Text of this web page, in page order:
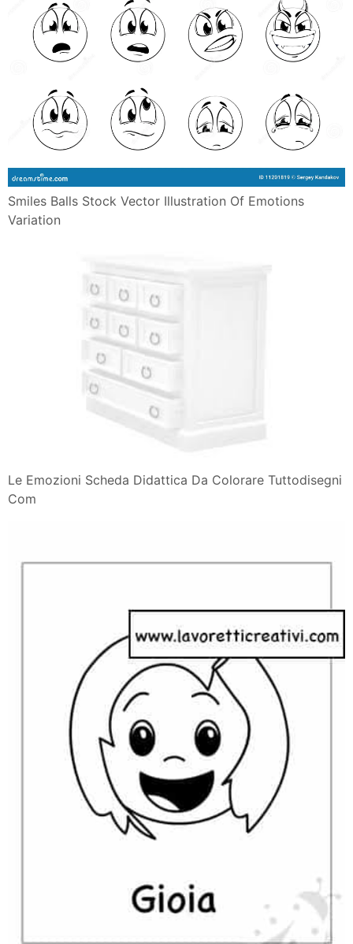
Smiles Balls Stock Vector Illustration Of Emotions
Variation
Le Emozioni Scheda Didattica Da Colorare Tuttodisegni
Com